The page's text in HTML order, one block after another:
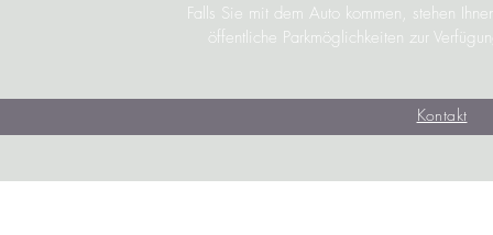
Falls Sie mit dem Auto kommen, stehen
öffentliche Parkmöglichkeiten zur
Kontakt